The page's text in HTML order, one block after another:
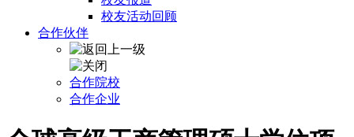
校友活动回顾
合作伙伴
合作院校
合作企业